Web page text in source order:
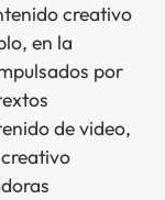
creativo
en la
por
de video,